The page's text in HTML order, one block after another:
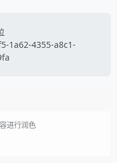
1a62-4355-a8c1-
进行润色